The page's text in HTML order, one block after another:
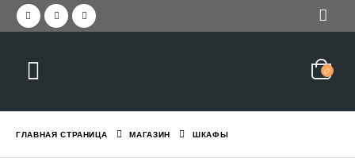
ГЛАВНАЯ СТРАНИЦА МАГАЗИН ШКАФЫ